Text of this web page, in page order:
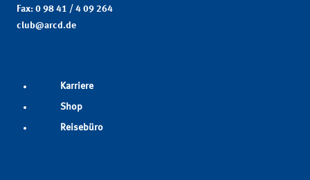
Fax: 0 98 41 / 4 09 264
club@arcd.de
Karriere
Shop
Reisebüro